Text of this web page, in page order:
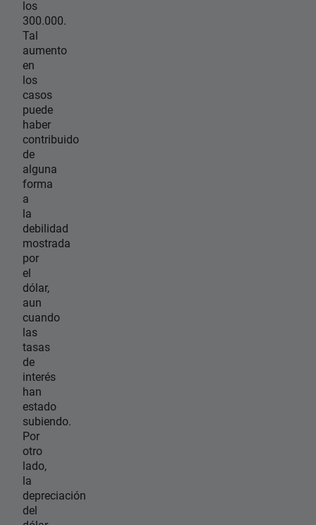
los
300.000.
Tal
aumento
en
los
casos
puede
haber
contribuido
de
alguna
forma
a
la
debilidad
mostrada
por
el
dólar,
aun
cuando
las
tasas
de
interés
han
estado
subiendo.
Por
otro
lado,
la
depreciación
del